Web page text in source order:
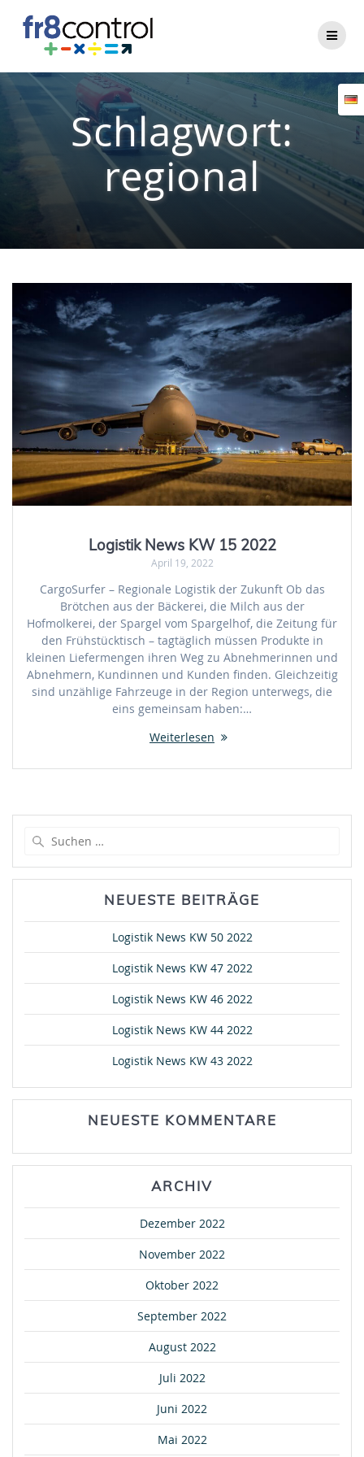
Schlagwort:
regional
Logistik News KW 15 2022
April 19, 2022
CargoSurfer – Regionale Logistik der Zukunft Ob das
Brötchen aus der Bäckerei, die Milch aus der
Hofmolkerei, der Spargel vom Spargelhof, die Zeitung für
den Frühstücktisch – tagtäglich müssen Produkte in
kleinen Liefermengen ihren Weg zu Abnehmerinnen und
Abnehmern, Kundinnen und Kunden finden. Gleichzeitig
sind unzählige Fahrzeuge in der Region unterwegs, die
eins gemeinsam haben:…
Weiterlesen
NEUESTE BEITRÄGE
Logistik News KW 50 2022
Logistik News KW 47 2022
Logistik News KW 46 2022
Logistik News KW 44 2022
Logistik News KW 43 2022
NEUESTE KOMMENTARE
ARCHIV
Dezember 2022
November 2022
Oktober 2022
September 2022
August 2022
Juli 2022
Juni 2022
Mai 2022